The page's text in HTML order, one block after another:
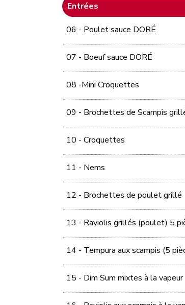
Entrées
06 - Poulet sauce DORÉ
07 - Boeuf sauce DORÉ
08 -Mini Croquettes
09 - Brochettes de Scampis
10 - Croquettes
11 - Nems
12 - Brochettes de poulet grillé
13 - Raviolis grillés (poulet) 5
14 - Tempura aux scampis (5
15 - Dim Sum mixtes à la vapeur